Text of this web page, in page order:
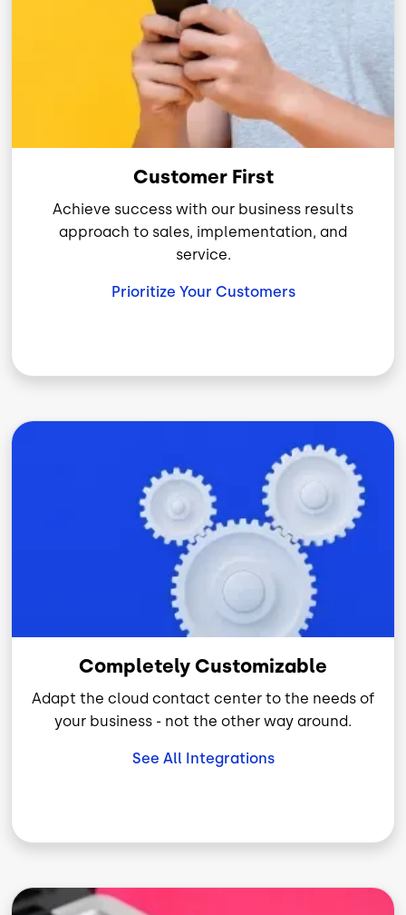
Customer First
Achieve success with our business results
approach to sales, implementation, and
service.
Prioritize Your Customers
Imagen
Completely Customizable
Adapt the cloud contact center to the needs of
your business - not the other way around.
See All Integrations
Imagen